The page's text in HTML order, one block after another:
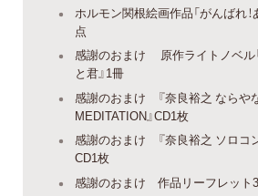
ホルモン関根絵画作品「がんばれ！
点
感謝のおまけ 原作ライトノベル
と君』1冊
感謝のおまけ 『奈良裕之 ならや
MEDITATION』CD1枚
感謝のおまけ 『奈良裕之 ソロコ
CD1枚
感謝のおまけ 作品リーフレット